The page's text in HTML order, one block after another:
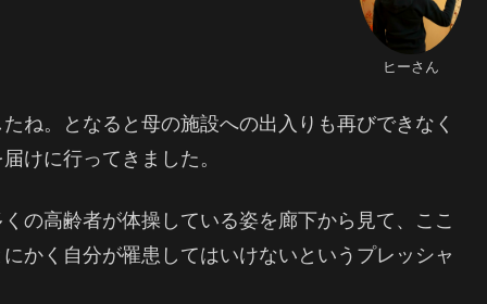
ヒーさん
ね。となると母の施設への出入りも再びできなく
けに行ってきました。
の高齢者が体操している姿を廊下から見て、ここ
かく自分が罹患してはいけないというプレッシャ